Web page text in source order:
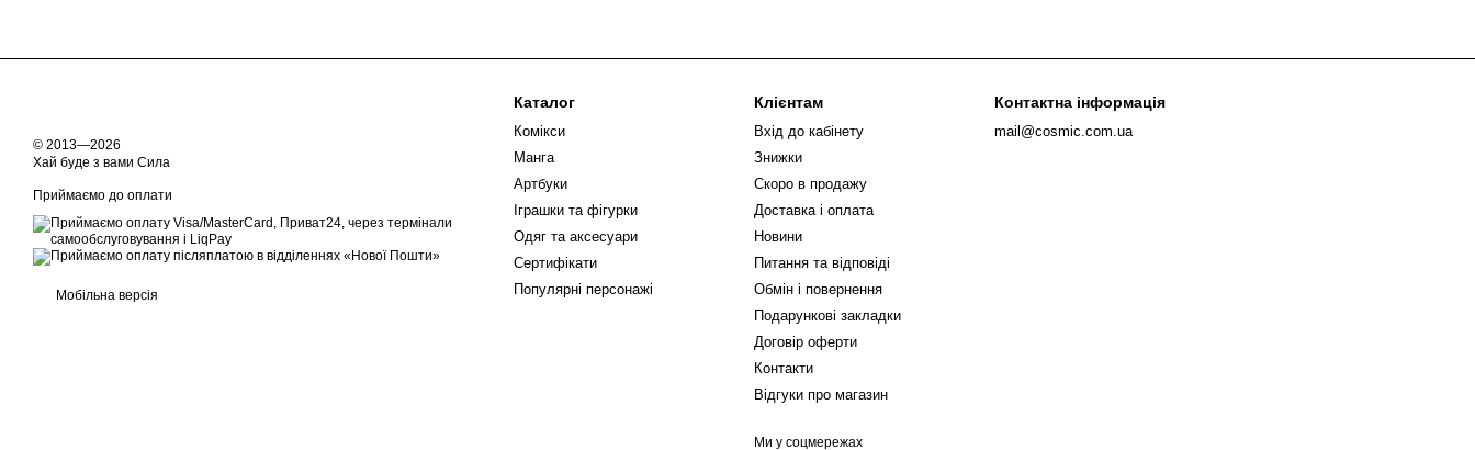
© 2013—2026
Хай буде з вами Сила
Приймаємо до оплати
Мобільна версія
Каталог
Комікси
Манга
Артбуки
Іграшки та фігурки
Одяг та аксесуари
Сертифікати
Популярні персонажі
Клієнтам
Вхід до кабінету
Знижки
Скоро в продажу
Доставка і оплата
Новини
Питання та відповіді
Обмін і повернення
Подарункові закладки
Договір оферти
Контакти
Відгуки про магазин
Ми у соцмережах
Контактна інформація
mail@cosmic.com.ua